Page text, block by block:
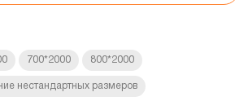
700*2000 800*2000
нестандартных размеров